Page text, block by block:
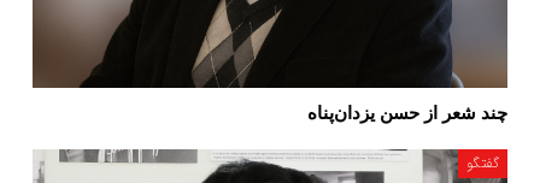
چند شعر از حسن یزدان‌پناه
گفتگو